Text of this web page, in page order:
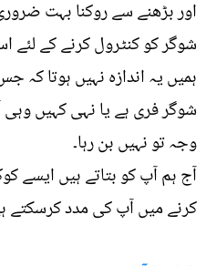
اور بڑھنے سے روکنا بہت
شوگر کو کنٹرول کرنے کے لئے
ہمیں یہ اندازہ نہیں ہوتا کہ
شوگر فری ہے یا نہی کہیں
وجہ تو نہیں بن رہا۔
آج ہم آپ کو بتاتے ہیں ایسے
کرنے میں آپ کی مدد کرسکتے